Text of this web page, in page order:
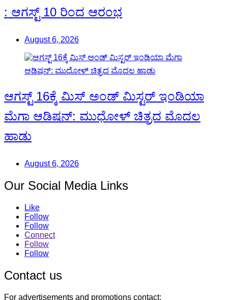
: ಆಗಸ್ಟ್ 10 ರಿಂದ ಆರಂಭ
August 6, 2026
ಆಗಸ್ಟ್ 16ಕ್ಕೆ ಮಿಸ್ ಅಂಡ್ ಮಿಸ್ಟರ್ ಇಂಡಿಯಾ
ಮೆಗಾ ಆಡಿಷನ್: ಮುಧೋಳ್ ಚಿತ್ರದ ಮೊದಲ
ಹಾಡು
August 6, 2026
Our Social Media Links
Like
Follow
Follow
Connect
Follow
Follow
Contact us
For advertisements and promotions contact: